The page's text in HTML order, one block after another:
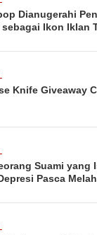
Dianugerahi
sebagai Ikon Iklan
Knife Giveaway
Suami yang
Pasca